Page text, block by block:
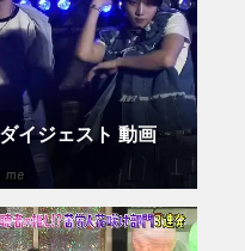
ダイジェスト 動画